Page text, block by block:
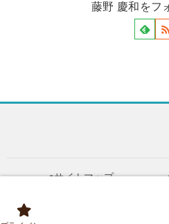
藤野 慶和をフ
●サイトマップ